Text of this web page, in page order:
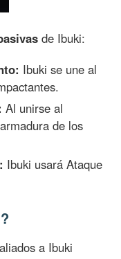
de Ibuki:
Ibuki se une al
Al unirse al
de los
Ibuki usará Ataque
a Ibuki